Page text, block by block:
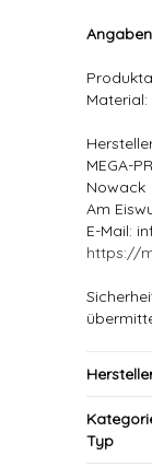
MEGA-
Nowack
Am
E-Mail:
https://
Typ